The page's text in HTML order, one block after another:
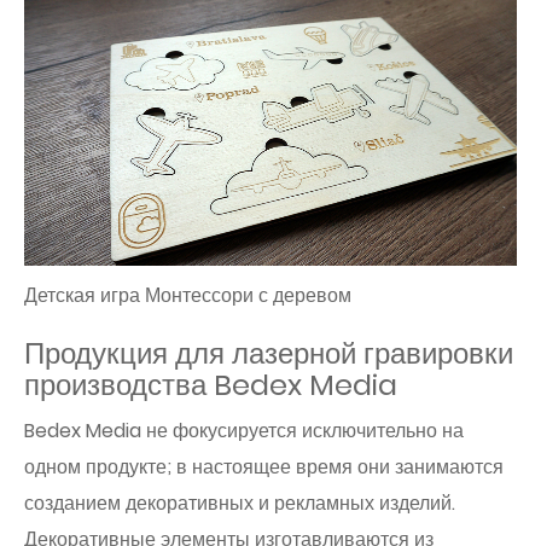
Детская игра Монтессори с деревом
Продукция для лазерной гравировки
производства Bedex Media
Bedex Media не фокусируется исключительно на
одном продукте; в настоящее время они занимаются
созданием декоративных и рекламных изделий.
Декоративные элементы изготавливаются из